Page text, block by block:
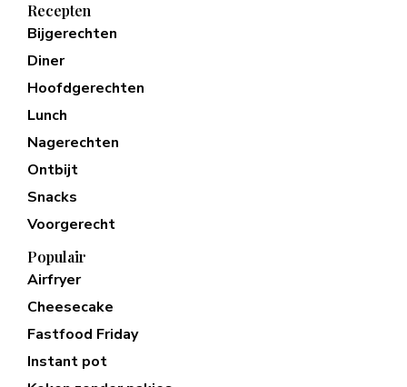
Recepten
Bijgerechten
Diner
Hoofdgerechten
Lunch
Nagerechten
Ontbijt
Snacks
Voorgerecht
Populair
Airfryer
Cheesecake
Fastfood Friday
Instant pot